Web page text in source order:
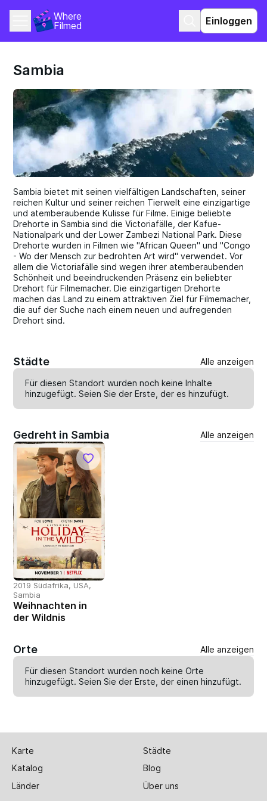
Where
Filmed
Einloggen
Sambia
Sambia bietet mit seinen vielfältigen Landschaften, seiner
reichen Kultur und seiner reichen Tierwelt eine einzigartige
und atemberaubende Kulisse für Filme. Einige beliebte
Drehorte in Sambia sind die Victoriafälle, der Kafue-
Nationalpark und der Lower Zambezi National Park. Diese
Drehorte wurden in Filmen wie "African Queen" und "Congo
- Wo der Mensch zur bedrohten Art wird" verwendet. Vor
allem die Victoriafälle sind wegen ihrer atemberaubenden
Schönheit und beeindruckenden Präsenz ein beliebter
Drehort für Filmemacher. Die einzigartigen Drehorte
machen das Land zu einem attraktiven Ziel für Filmemacher,
die auf der Suche nach einem neuen und aufregenden
Drehort sind.
Städte Alle anzeigen
Für diesen Standort wurden noch keine Inhalte
hinzugefügt. Seien Sie der Erste, der eshinzufügt.
Gedreht in Sambia Alle anzeigen
2019 Südafrika, USA,
Sambia
Weihnachten in
der Wildnis
Orte Alle anzeigen
Für diesen Standort wurden noch keine Orte
hinzugefügt. Seien Sie der Erste, der einenhinzufügt.
Karte
Städte
Katalog
Blog
Länder
Über uns